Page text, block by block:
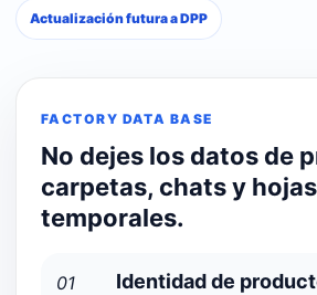
Actualización futura a DPP
FACTORY DATA BASE
No dejes los datos de
carpetas, chats y hojas
temporales.
01
Identidad de